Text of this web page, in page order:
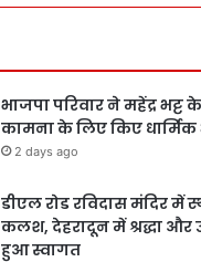
भाजपा परिवार ने महेंद्र भट्ट
कामना के लिए किए
2 days ago
डीएल रोड रविदास मंदिर में
कलश, देहरादून में श्रद्धा और
हुआ स्वागत